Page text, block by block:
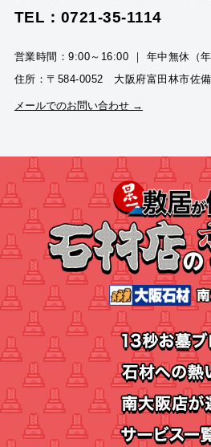
TEL：0721-35-1114
営業時間：9:00～16:00 ｜ 年中無休（年
住所：〒584-0052 大阪府富田林市佐
メールでのお問い合わせ →